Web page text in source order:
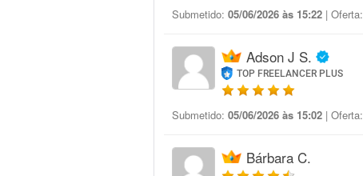
Submetido: 05/06/2026 às 15:22 | Oferta:
Adson J S.
TOP FREELANCER PLUS
Submetido: 05/06/2026 às 15:02 | Oferta:
Bárbara C.